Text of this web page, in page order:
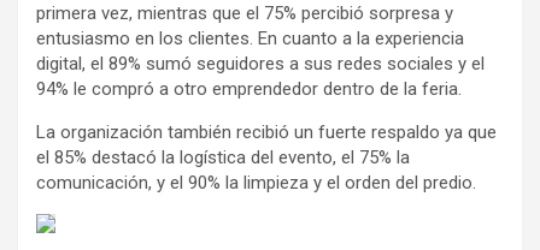
primera vez, mientras que el 75% percibió sorpresa y
entusiasmo en los clientes. En cuanto a la experiencia
digital, el 89% sumó seguidores a sus redes sociales y el
94% le compró a otro emprendedor dentro de la feria.
La organización también recibió un fuerte respaldo ya que
el 85% destacó la logística del evento, el 75% la
comunicación, y el 90% la limpieza y el orden del predio.